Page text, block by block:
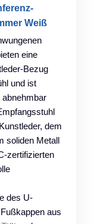
Weiß
eine
Bezug
und ist
dem
soliden Metall
zertifizierten
des U-
aus